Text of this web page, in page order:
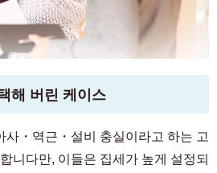
해 버린 케이스
사・역근・설비 충실이라고 하는 고
니다만, 이들은 집세가 높게 설정되
주자 및 입주자 전용
6712-4344